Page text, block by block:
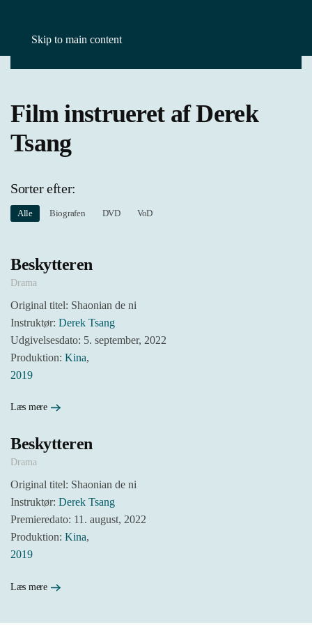
Skip to main content
Film instrueret af Derek
Tsang
Sorter efter:
Alle Biografen DVD VoD
Beskytteren
Drama
Original titel: Shaonian de ni
Instruktør: Derek Tsang
Udgivelsesdato: 5. september, 2022
Produktion: Kina,
2019
Læs mere
Beskytteren
Drama
Original titel: Shaonian de ni
Instruktør: Derek Tsang
Premieredato: 11. august, 2022
Produktion: Kina,
2019
Læs mere